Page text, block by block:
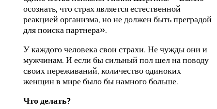
осознать, что страх является естественной
реакцией организма, но не должен быть преградой
для поиска партнера».
У каждого человека свои страхи. Не чужды они и
мужчинам. И если бы сильный пол шел на поводу
своих переживаний, количество одиноких
женщин в мире было бы намного больше.
Что делать?